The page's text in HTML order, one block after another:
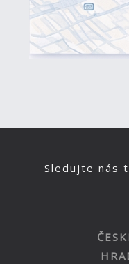
Sledujte nás